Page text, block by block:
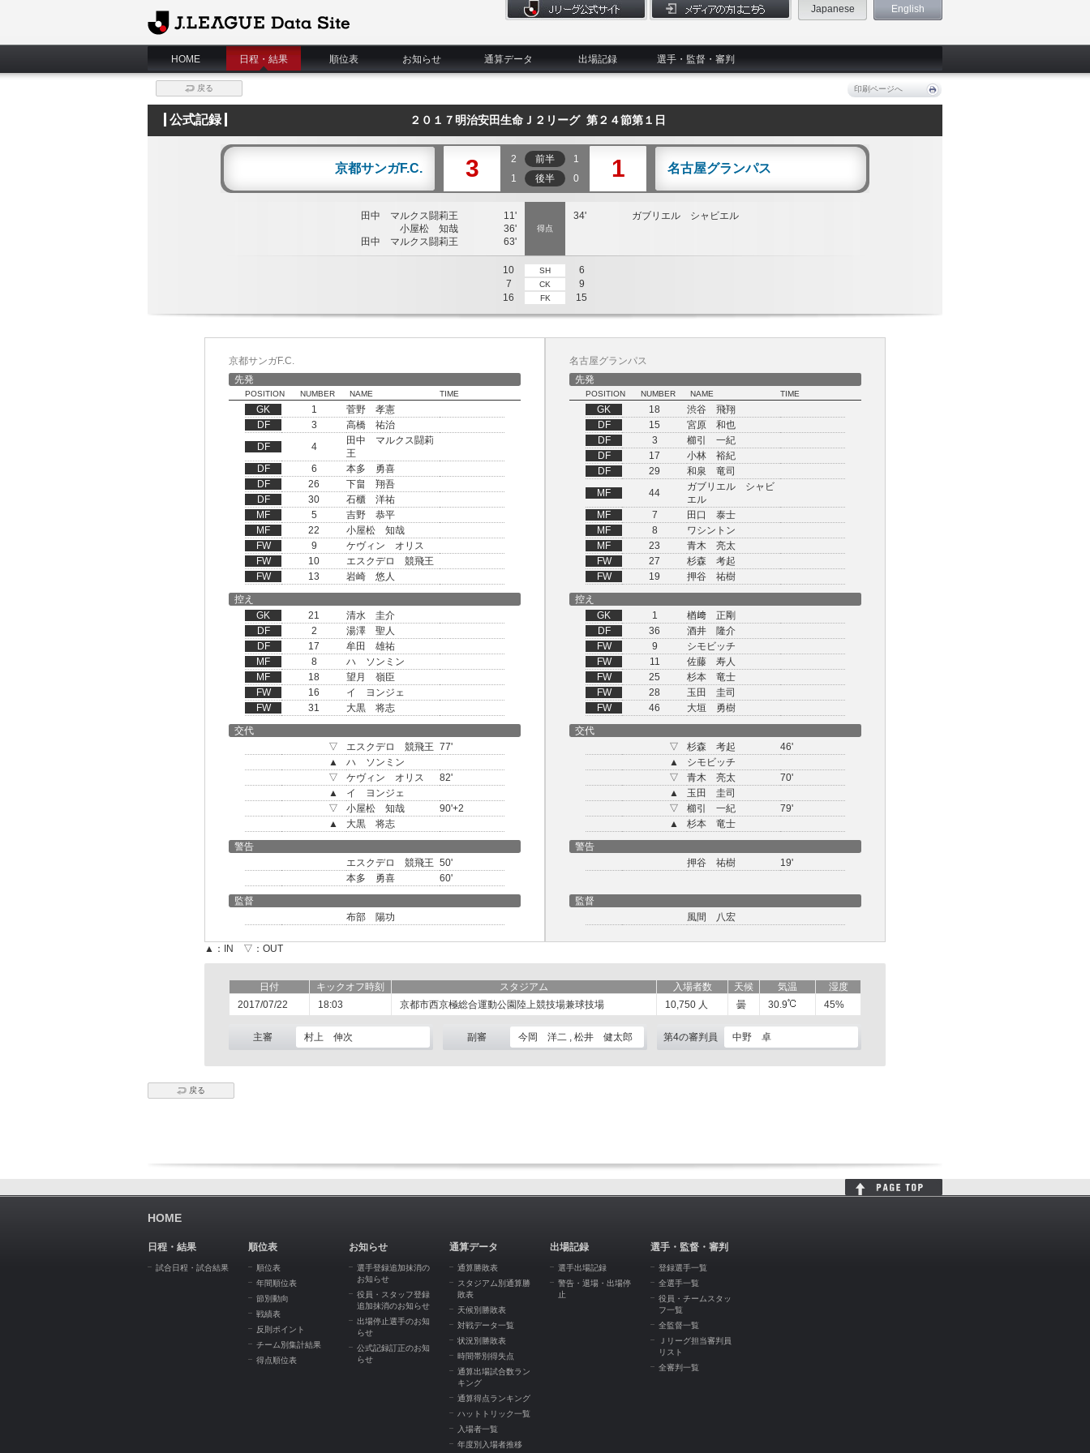
J.League Data Site
Japanese English
HOME 日程・結果 順位表 お知らせ 通算データ 出場記録 選手・監督・審判
戻る 印刷ページへ
公式記録 ２０１７明治安田生命Ｊ２リーグ 第２４節第１日
京都サンガF.C. 3 2 前半
1
1
後半 0 1 名古屋グランパス
田中 マルクス闘莉王
11'
小屋松 知哉
36'
田中 マルクス闘莉王
63'
得点
34' ガブリエル シャビエル
10 SH
6
7
CK
9
16
FK 15
京都サンガF.C.
先発
POSITION NUMBER NAME TIME
GK 1
菅野 孝憲
DF
3
高橋 祐治
DF
4
田中 マルクス闘莉
王
DF
6
本多 勇喜
DF
26
下畠 翔吾
DF
30
石櫃 洋祐
MF
5
吉野 恭平
MF
22
小屋松 知哉
FW
9
ケヴィン オリス
FW
10
エスクデロ 競飛王
FW
13 岩崎 悠人
名古屋グランパス
先発
POSITION NUMBER NAME TIME
GK 18
渋谷 飛翔
DF
15
宮原 和也
DF
3
櫛引 一紀
DF
17
小林 裕紀
DF
29
和泉 竜司
MF
44
ガブリエル シャビ
エル
MF
7
田口 泰士
MF
8
ワシントン
MF
23
青木 亮太
FW
27
杉森 考起
FW
19
押谷 祐樹
控え
GK
21
清水 圭介
DF
2
湯澤 聖人
DF
17
牟田 雄祐
MF
8
ハ ソンミン
MF
18
望月 嶺臣
FW
16
イ ヨンジェ
FW
31 大黒 将志
控え
GK
1
楢﨑 正剛
DF
36
酒井 隆介
FW
9
シモビッチ
FW
11
佐藤 寿人
FW
25
杉本 竜士
FW
28
玉田 圭司
FW
46
大垣 勇樹
交代
▽
エスクデロ 競飛王 77'
▲
ハ ソンミン
▽
ケヴィン オリス
82'
▲
イ ヨンジェ
▽
小屋松 知哉
90'+2
▲
大黒 将志
交代
▽
杉森 考起
46'
▲
シモビッチ
▽
青木 亮太
70'
▲
玉田 圭司
▽
櫛引 一紀
79'
▲
杉本 竜士
警告
エスクデロ 競飛王 50'
本多 勇喜
60'
警告
押谷 祐樹
19'
監督
布部 陽功
監督
風間 八宏
▲：IN ▽：OUT
日付 キックオフ時刻 スタジアム 入場者数 天候 気温
湿度
2017/07/22
18:03 京都市西京極総合運動公園陸上競技場兼球技場 10,750 人 曇 30.9 45%
主審 村上 伸次 副審 今岡 洋二 , 松井 健太郎 第4の審判員 中野 卓
戻る
HOME
日程・結果
試合日程・試合結果
順位表
順位表
年間順位表
節別動向
戦績表
反則ポイント
チーム別集計結果
得点順位表
お知らせ
選手登録追加抹消の
お知らせ
役員・スタッフ登録
追加抹消のお知らせ
出場停止選手のお知
らせ
公式記録訂正のお知
らせ
通算データ
通算勝敗表
スタジアム別通算勝
敗表
天候別勝敗表
対戦データ一覧
状況別勝敗表
時間帯別得失点
通算出場試合数ラン
キング
通算得点ランキング
ハットトリック一覧
入場者一覧
年度別入場者推移
出場記録
選手出場記録
警告・退場・出場停
止
選手・監督・審判
登録選手一覧
全選手一覧
役員・チームスタッ
フ一覧
全監督一覧
Ｊリーグ担当審判員
リスト
全審判一覧